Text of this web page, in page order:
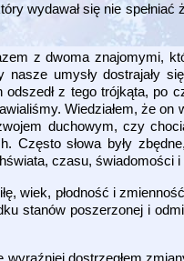
wydawał się nie spełniać
z dwoma znajomymi,
umysły dostrajały
z tego trójkąta, po
Wiedziałem, że on
duchowym, czy
Często słowa były
czasu, świadomości
wiek, płodność i
stanów poszerzonej i